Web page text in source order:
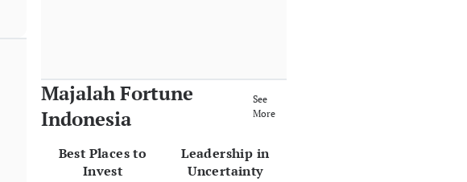
Majalah Fortune
Indonesia
See
More
Best Places to
Invest
Leadership in
Uncertainty